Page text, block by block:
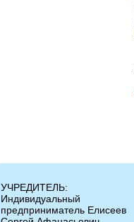
УЧРЕДИТЕЛЬ:
Индивидуальный
предприниматель Елисеев